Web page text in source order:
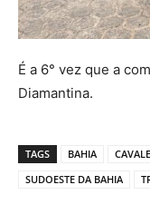
É a 6° vez que a
Diamantina.
TAGS BAHIA
SUDOESTE DA BAHIA